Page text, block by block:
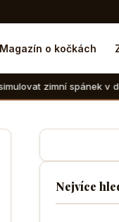
Magazín o kočkách
v domácích
Nejvíce